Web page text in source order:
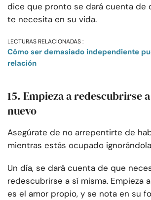
dice que pronto se dará cuenta de
te necesita en su vida.
LECTURAS RELACIONADAS :
Cómo ser demasiado independiente
relación
15. Empieza a redescubrirse
nuevo
Asegúrate de no arrepentirte de
mientras estás ocupado
Un día, se dará cuenta de que
redescubrirse a sí misma. Empieza
es el amor propio, y se nota en su